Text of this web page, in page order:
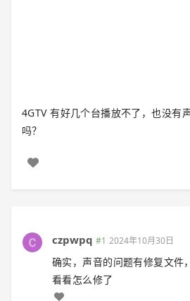
4GTV 有好几个台播放不了，也没有
吗？
czpwpq #1 2024年10月30日
确实，声音的问题有修复文件
看看怎么修了